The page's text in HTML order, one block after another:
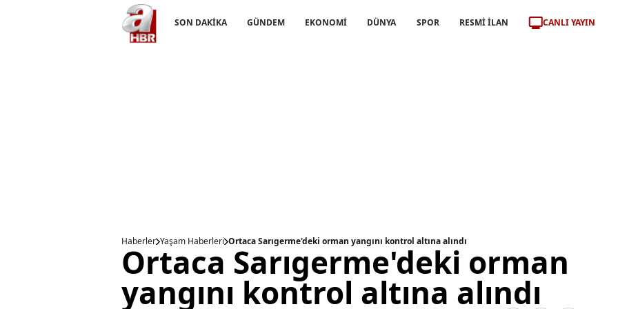
SON DAKİKA GÜNDEM EKONOMİ DÜNYA SPOR RESMİ İLAN CANLI YAYIN
Haberler Yaşam Haberleri Ortaca Sarıgerme'deki orman yangını kontrol altına alındı
Ortaca Sarıgerme'deki orman
yangını kontrol altına alındı